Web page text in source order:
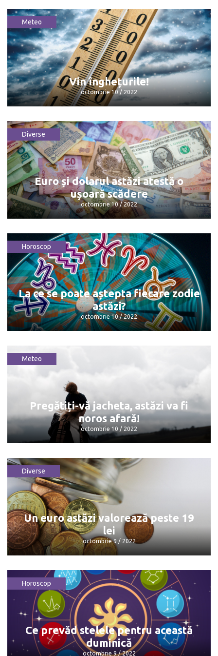
Cum obții carte de identitate în
România - Acte necesare
octombrie 10 / 2022
Meteo
Vin înghețurile!
octombrie 10 / 2022
Vin înghețurile!
octombrie 10 / 2022
Diverse
Euro și dolarul astăzi atestă o
ușoară scădere
octombrie 10 / 2022
Euro și dolarul astăzi atestă o ușoară
scădere
octombrie 10 / 2022
Horoscop
La ce se poate aștepta fiecare zodie
astăzi?
octombrie 10 / 2022
La ce se poate aștepta fiecare zodie
octombrie 10 / 2022
Meteo
Pregătiți-vă jacheta, astăzi va fi
noros afară!
octombrie 10 / 2022
Pregătiți-vă jacheta, astăzi va fi noros
afară!
octombrie 10 / 2022
Diverse
Un euro astăzi valorează peste 19
lei
octombrie 9 / 2022
Un euro astăzi valorează peste 19 lei
octombrie 9 / 2022
Horoscop
Ce prevăd stelele pentru această
duminică
octombrie 9 / 2022